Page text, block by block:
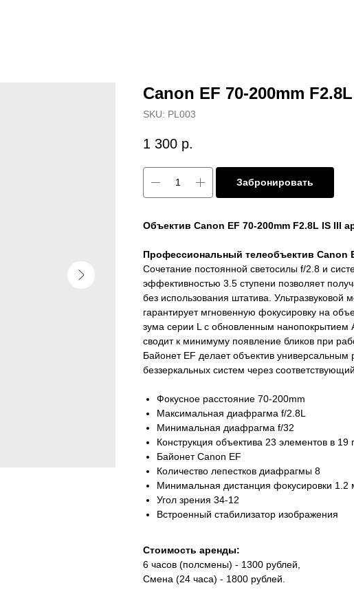
Canon EF 70-200mm
SKU: PL003
1 300 р.
Забронировать
Объектив Canon EF 70-200mm F2.8L IS III
Профессиональный телеобъектив Canon
Сочетание постоянной светосилы f/2.8 и
эффективностью 3.5 ступени позволяет
без использования штатива. Ультразвуковой
гарантирует мгновенную фокусировку на
зума серии L с обновленным нанопокрытием
сводит к минимуму появление бликов при
Байонет EF делает объектив
беззеркальных систем через
Фокусное расстояние 70-200mm
Максимальная диафрагма f/2.8L
Минимальная диафрагма f/32
Конструкция объектива 23 элементов в 19
Байонет Canon EF
Количество лепестков диафрагмы 8
Минимальная дистанция фокусировки 1.2
Угол зрения 34-12
Встроенный стабилизатор изображения
Стоимость аренды:
6 часов (полсмены) - 1300 рублей,
Смена (24 часа) - 1800 рублей.